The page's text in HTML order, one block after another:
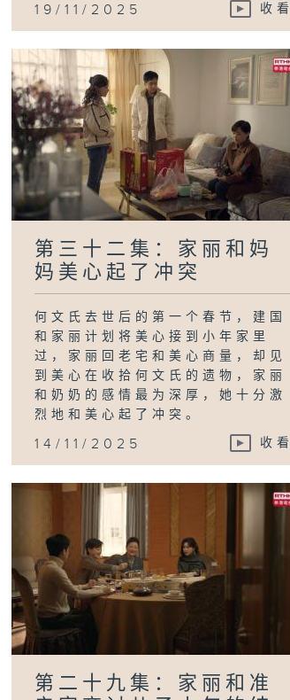
19/11/2025 收看
第三十二集：家丽和妈
妈美心起了冲突
何文氏去世后的第一个春节，建国
和家丽计划将美心接到小年家里
过，家丽回老宅和美心商量，却见
到美心在收拾何文氏的遗物，家丽
和奶奶的感情最为深厚，她十分激
烈地和美心起了冲突。
14/11/2025 收看
第二十九集：家丽和准